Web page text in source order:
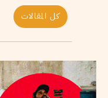
كل المقالات